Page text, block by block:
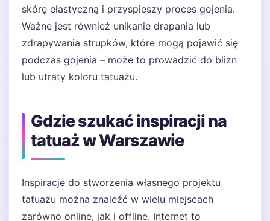
skórę elastyczną i przyspieszy proces gojenia.
Ważne jest również unikanie drapania lub
zdrapywania strupków, które mogą pojawić się
podczas gojenia – może to prowadzić do blizn
lub utraty koloru tatuażu.
Gdzie szukać inspiracji na
tatuaż w Warszawie
Inspiracje do stworzenia własnego projektu
tatuażu można znaleźć w wielu miejscach
zarówno online, jak i offline. Internet to